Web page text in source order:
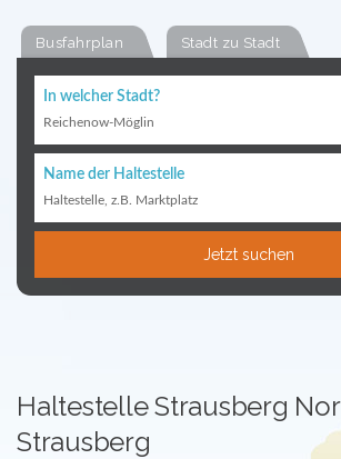
Busfahrplan Stadt zu Stadt
In welcher Stadt?
Reichenow-Möglin
Name der Haltestelle
Haltestelle, z.B. Marktplatz
Jetzt suchen
Haltestelle Strausberg
Strausberg